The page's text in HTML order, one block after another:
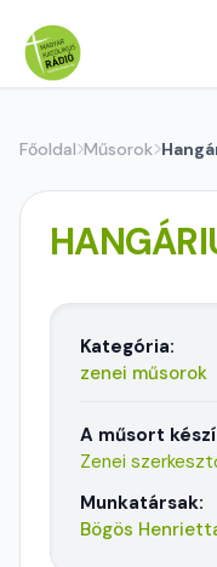
Főoldal Műsorok
Kategória:
zenei műsorok
A műsort
Zenei
Munkatársak:
Bögös